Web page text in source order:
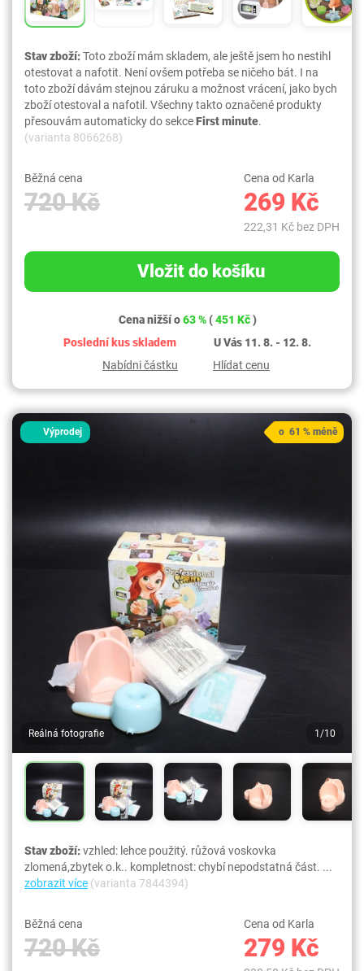
Stav zboží:Toto zboží mám skladem, ale ještě jsem ho nestihl
otestovat a nafotit. Není ovšem potřeba se ničeho bát. I na
toto zboží dávám stejnou záruku a možnost vrácení, jako bych
zboží otestoval a nafotil. Všechny takto označené produkty
přesouvám automaticky do sekceFirst minute.
(varianta 8066268)
Běžná cena
720 Kč
Cena od Karla
269 Kč
222,31 Kč bez DPH
Vložit do košíku
Cena nižší o63 %(451 Kč)
Poslední kus skladem
U Vás 11. 8. - 12. 8.
Nabídni částku
Hlídat cenu
Výprodej
Reálná fotografie 1/10
o 61 % méně
Stav zboží:vzhled: lehce použitý. růžová voskovka
zlomená,zbytek o.k.. kompletnost: chybí nepodstatná část. ...
zobrazit více (varianta 7844394)
Běžná cena
720 Kč
Cena od Karla
279 Kč